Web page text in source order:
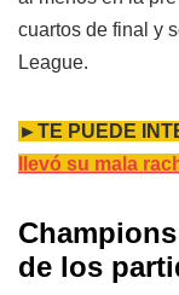
cuartos de final y
League.
►TE PUEDE
llevó su mala
de los